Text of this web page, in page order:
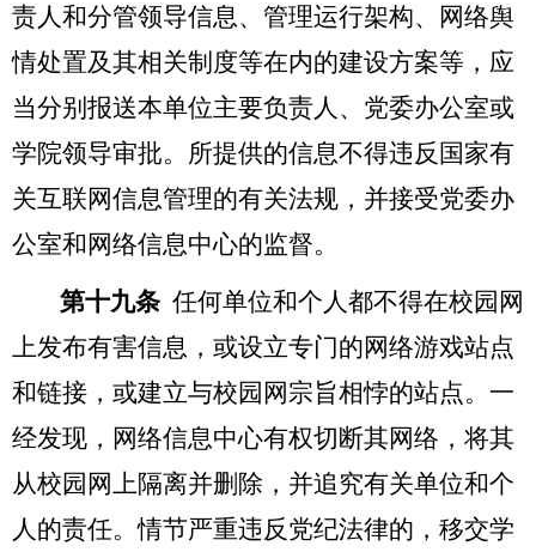
责人和分管领导信息、管理运行架构、网络舆
情处置及其相关制度等在内的建设方案等，应
当分别报送本单位主要负责人、党委办公室或
学院领导审批。所提供的信息不得违反国家有
关互联网信息管理的有关法规，并接受党委办
公室和网络信息中心的监督。
第十九条 任何单位和个人都不得在校园网
上发布有害信息，或设立专门的网络游戏站点
和链接，或建立与校园网宗旨相悖的站点。一
经发现，网络信息中心有权切断其网络，将其
从校园网上隔离并删除，并追究有关单位和个
人的责任。情节严重违反党纪法律的，移交学